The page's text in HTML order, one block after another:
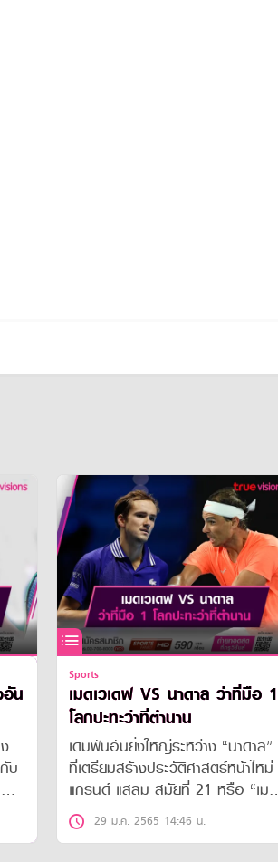
อัน
บ
Sports
เมดเวเดฟ VS นาดาล ว่าที่มือ 1
โลกปะทะว่าที่ตำนาน
เดิมพันอันยิ่งใหญ่ระหว่าง “นาดาล”
ที่เตรียมสร้างประวัติศาสตร์หน้าใหม่
แกรนด์ แสลม สมัยที่ 21 หรือ “เมด
เวเดฟ” กับการขึ้นเป็นมือ 1 โลกคน
ใหม่
29 ม.ค. 2565 14:46 น.